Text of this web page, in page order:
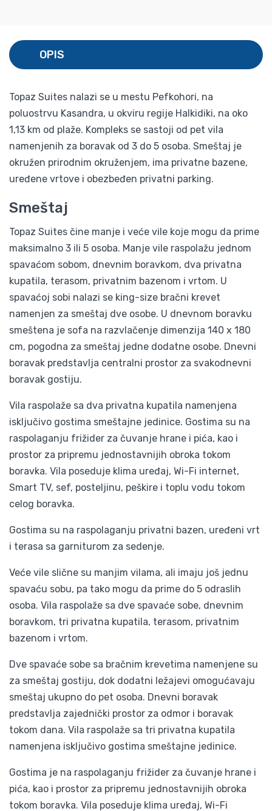
OPIS
Topaz Suites nalazi se u mestu Pefkohori, na
poluostrvu Kasandra, u okviru regije Halkidiki, na oko
1,13 km od plaže. Kompleks se sastoji od pet vila
namenjenih za boravak od 3 do 5 osoba. Smeštaj je
okružen prirodnim okruženjem, ima privatne bazene,
uređene vrtove i obezbeđen privatni parking.
Smeštaj
Topaz Suites čine manje i veće vile koje mogu da prime
maksimalno 3 ili 5 osoba. Manje vile raspolažu jednom
spavaćom sobom, dnevnim boravkom, dva privatna
kupatila, terasom, privatnim bazenom i vrtom. U
spavaćoj sobi nalazi se king-size bračni krevet
namenjen za smeštaj dve osobe. U dnevnom boravku
smeštena je sofa na razvlačenje dimenzija 140 x 180
cm, pogodna za smeštaj jedne dodatne osobe. Dnevni
boravak predstavlja centralni prostor za svakodnevni
boravak gostiju.
Vila raspolaže sa dva privatna kupatila namenjena
isključivo gostima smeštajne jedinice. Gostima su na
raspolaganju frižider za čuvanje hrane i pića, kao i
prostor za pripremu jednostavnijih obroka tokom
boravka. Vila poseduje klima uređaj, Wi-Fi internet,
Smart TV, sef, posteljinu, peškire i toplu vodu tokom
celog boravka.
Gostima su na raspolaganju privatni bazen, uređeni vrt
i terasa sa garniturom za sedenje.
Veće vile slične su manjim vilama, ali imaju još jednu
spavaću sobu, pa tako mogu da prime do 5 odraslih
osoba. Vila raspolaže sa dve spavaće sobe, dnevnim
boravkom, tri privatna kupatila, terasom, privatnim
bazenom i vrtom.
Dve spavaće sobe sa bračnim krevetima namenjene su
za smeštaj gostiju, dok dodatni ležajevi omogućavaju
smeštaj ukupno do pet osoba. Dnevni boravak
predstavlja zajednički prostor za odmor i boravak
tokom dana. Vila raspolaže sa tri privatna kupatila
namenjena isključivo gostima smeštajne jedinice.
Gostima je na raspolaganju frižider za čuvanje hrane i
pića, kao i prostor za pripremu jednostavnijih obroka
tokom boravka. Vila poseduje klima uređaj, Wi-Fi